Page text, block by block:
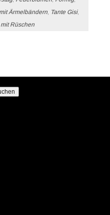
Ärmelbändern, Tante Gisi,
Rüschen